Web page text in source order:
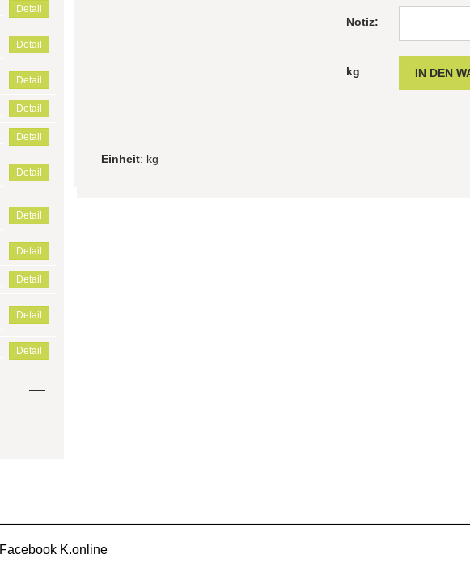
Detail
Detail
Detail
Detail
Detail
Detail
Detail
Detail
Detail
Detail
Detail
Notiz:
kg
Einheit: kg
Facebook K.online